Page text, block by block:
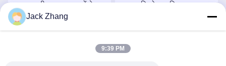
भुगतान मशीन सुरक्षा घटकों के
साथ और कस्टम Desgin LKS
चीन सेसर्वोत्तम मूल्य प्राप्त करें
भुगतान कियोस्क, नि: शुल्क
डिजाइन, लागत प्रभावी एटीएम
सर्वोत्तम मूल्य प्राप्त करें
Jack Zhang
9:39 PM